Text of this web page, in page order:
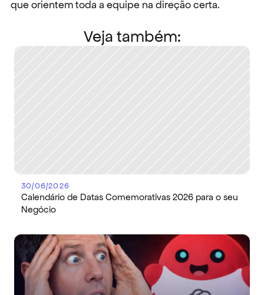
que orientem toda a equipe na direção certa.
Veja também:
30/06/2026
Calendário de Datas Comemorativas 2026 para o seu
Negócio